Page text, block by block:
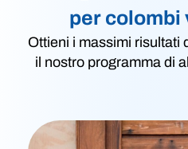
per colombi
Ottieni i massimi risultati
il nostro programma di